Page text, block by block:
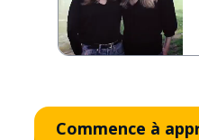
Commence à